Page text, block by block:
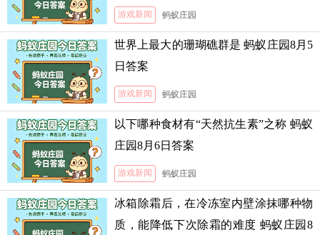
霜的难度
游戏新闻 蚂蚁庄园
世界上最大的珊瑚礁群是 蚂蚁庄园8月5
日答案
游戏新闻 蚂蚁庄园
以下哪种食材有“天然抗生素”之称 蚂蚁
庄园8月6日答案
游戏新闻 蚂蚁庄园
冰箱除霜后，在冷冻室内壁涂抹哪种物
质，能降低下次除霜的难度 蚂蚁庄园8